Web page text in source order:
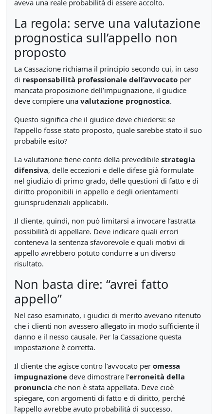
aveva una reale probabilità di essere accolto.
La regola: serve una valutazione
prognostica sull’appello non
proposto
La Cassazione richiama il principio secondo cui, in caso
di responsabilità professionale dell’avvocato per
mancata proposizione dell’impugnazione, il giudice
deve compiere una valutazione prognostica.
Questo significa che il giudice deve chiedersi: se
l’appello fosse stato proposto, quale sarebbe stato il suo
probabile esito?
La valutazione tiene conto della prevedibile strategia
difensiva, delle eccezioni e delle difese già formulate
nel giudizio di primo grado, delle questioni di fatto e di
diritto proponibili in appello e degli orientamenti
giurisprudenziali applicabili.
Il cliente, quindi, non può limitarsi a invocare l’astratta
possibilità di appellare. Deve indicare quali errori
conteneva la sentenza sfavorevole e quali motivi di
appello avrebbero potuto condurre a un diverso
risultato.
Non basta dire: “avrei fatto
appello”
Nel caso esaminato, i giudici di merito avevano ritenuto
che i clienti non avessero allegato in modo sufficiente il
danno e il nesso causale. Per la Cassazione questa
impostazione è corretta.
Il cliente che agisce contro l’avvocato per omessa
impugnazione deve dimostrare l’erroneità della
pronuncia che non è stata appellata. Deve cioè
spiegare, con argomenti di fatto e di diritto, perché
l’appello avrebbe avuto probabilità di successo.